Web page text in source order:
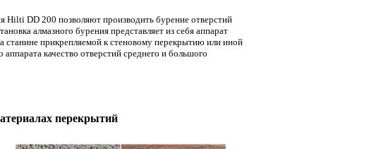
Hilti DD 200 позволяют производить бурение отверстий
алмазного бурения представляет из себя аппарат
станине прикрепляемой к стеновому перекрытию или иной
качество отверстий среднего и большого
перекрытий